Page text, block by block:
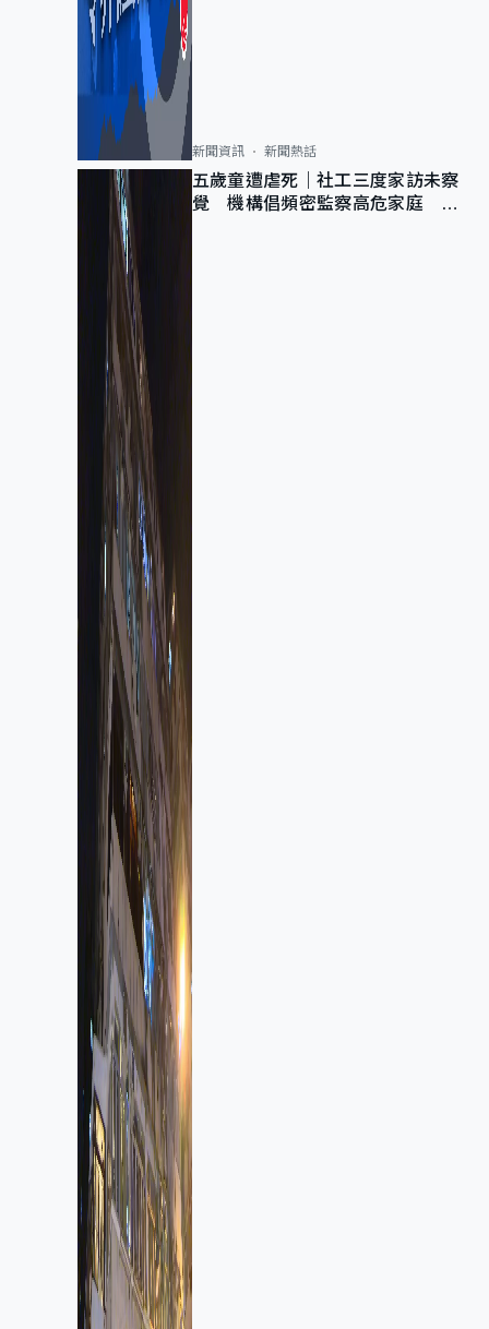
新聞資訊 新聞熱話
五歲童遭虐死｜社工三度家訪未察
覺 機構倡頻密監察高危家庭 管